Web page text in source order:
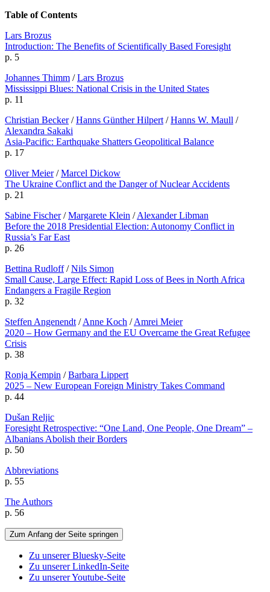
Table of Contents
Lars Brozus
Introduction: The Benefits of Scientifically Based Foresight
p. 5
Johannes Thimm /Lars Brozus
Mississippi Blues: National Crisis in the United States
p. 11
Christian Becker/Hanns Günther Hilpert /Hanns W. Maull /
Alexandra Sakaki
Asia-Pacific: Earthquake Shatters Geopolitical Balance
p. 17
Oliver Meier/Marcel Dickow
The Ukraine Conflict and the Danger of Nuclear Accidents
p. 21
Sabine Fischer/Margarete Klein /Alexander Libman
Before the 2018 Presidential Election: Autonomy Conflict in
Russia’s Far East
p. 26
Bettina Rudloff/Nils Simon
Small Cause, Large Effect: Rapid Loss of Bees in North Africa
Endangers a Fragile Region
p. 32
Steffen Angenendt /Anne Koch /Amrei Meier
2020 – How Germany and the EU Overcame the Great Refugee
Crisis
p. 38
Ronja Kempin /Barbara Lippert
2025 – New European Foreign Ministry Takes Command
p. 44
Dušan Reljic
Foresight Retrospective: “One Land, One People, One Dream” –
Albanians Abolish their Borders
p. 50
Abbreviations
p. 55
The Authors
p. 56
Zum Anfang der Seite springen
Zu unserer Bluesky-Seite
Zu unserer LinkedIn-Seite
Zu unserer Youtube-Seite